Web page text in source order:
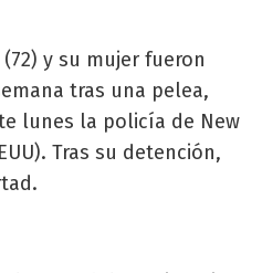
y su mujer fueron
tras una pelea,
lunes la policía de New
Tras su detención,